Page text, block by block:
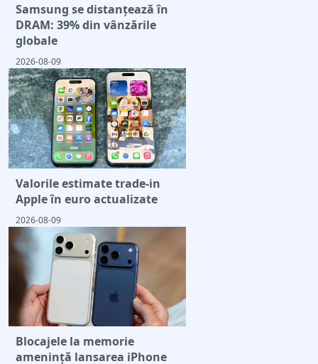
Samsung se distanțează în
DRAM: 39% din vânzările
globale
2026-08-09
Valorile estimate trade-in
Apple în euro actualizate
2026-08-09
Blocajele la memorie
amenință lansarea iPhone